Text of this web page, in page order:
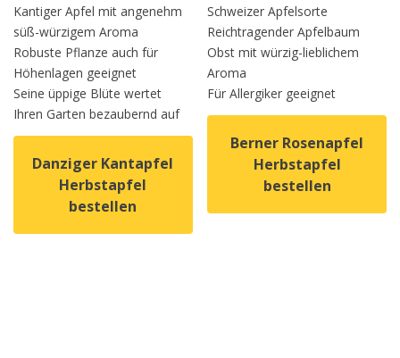
Kantiger Apfel mit angenehm
süß-würzigem Aroma
Robuste Pflanze auch für
Höhenlagen geeignet
Seine üppige Blüte wertet
Ihren Garten bezaubernd auf
Danziger Kantapfel
Herbstapfel
bestellen
Schweizer Apfelsorte
Reichtragender Apfelbaum
Obst mit würzig-lieblichem
Aroma
Für Allergiker geeignet
Berner Rosenapfel
Herbstapfel
bestellen